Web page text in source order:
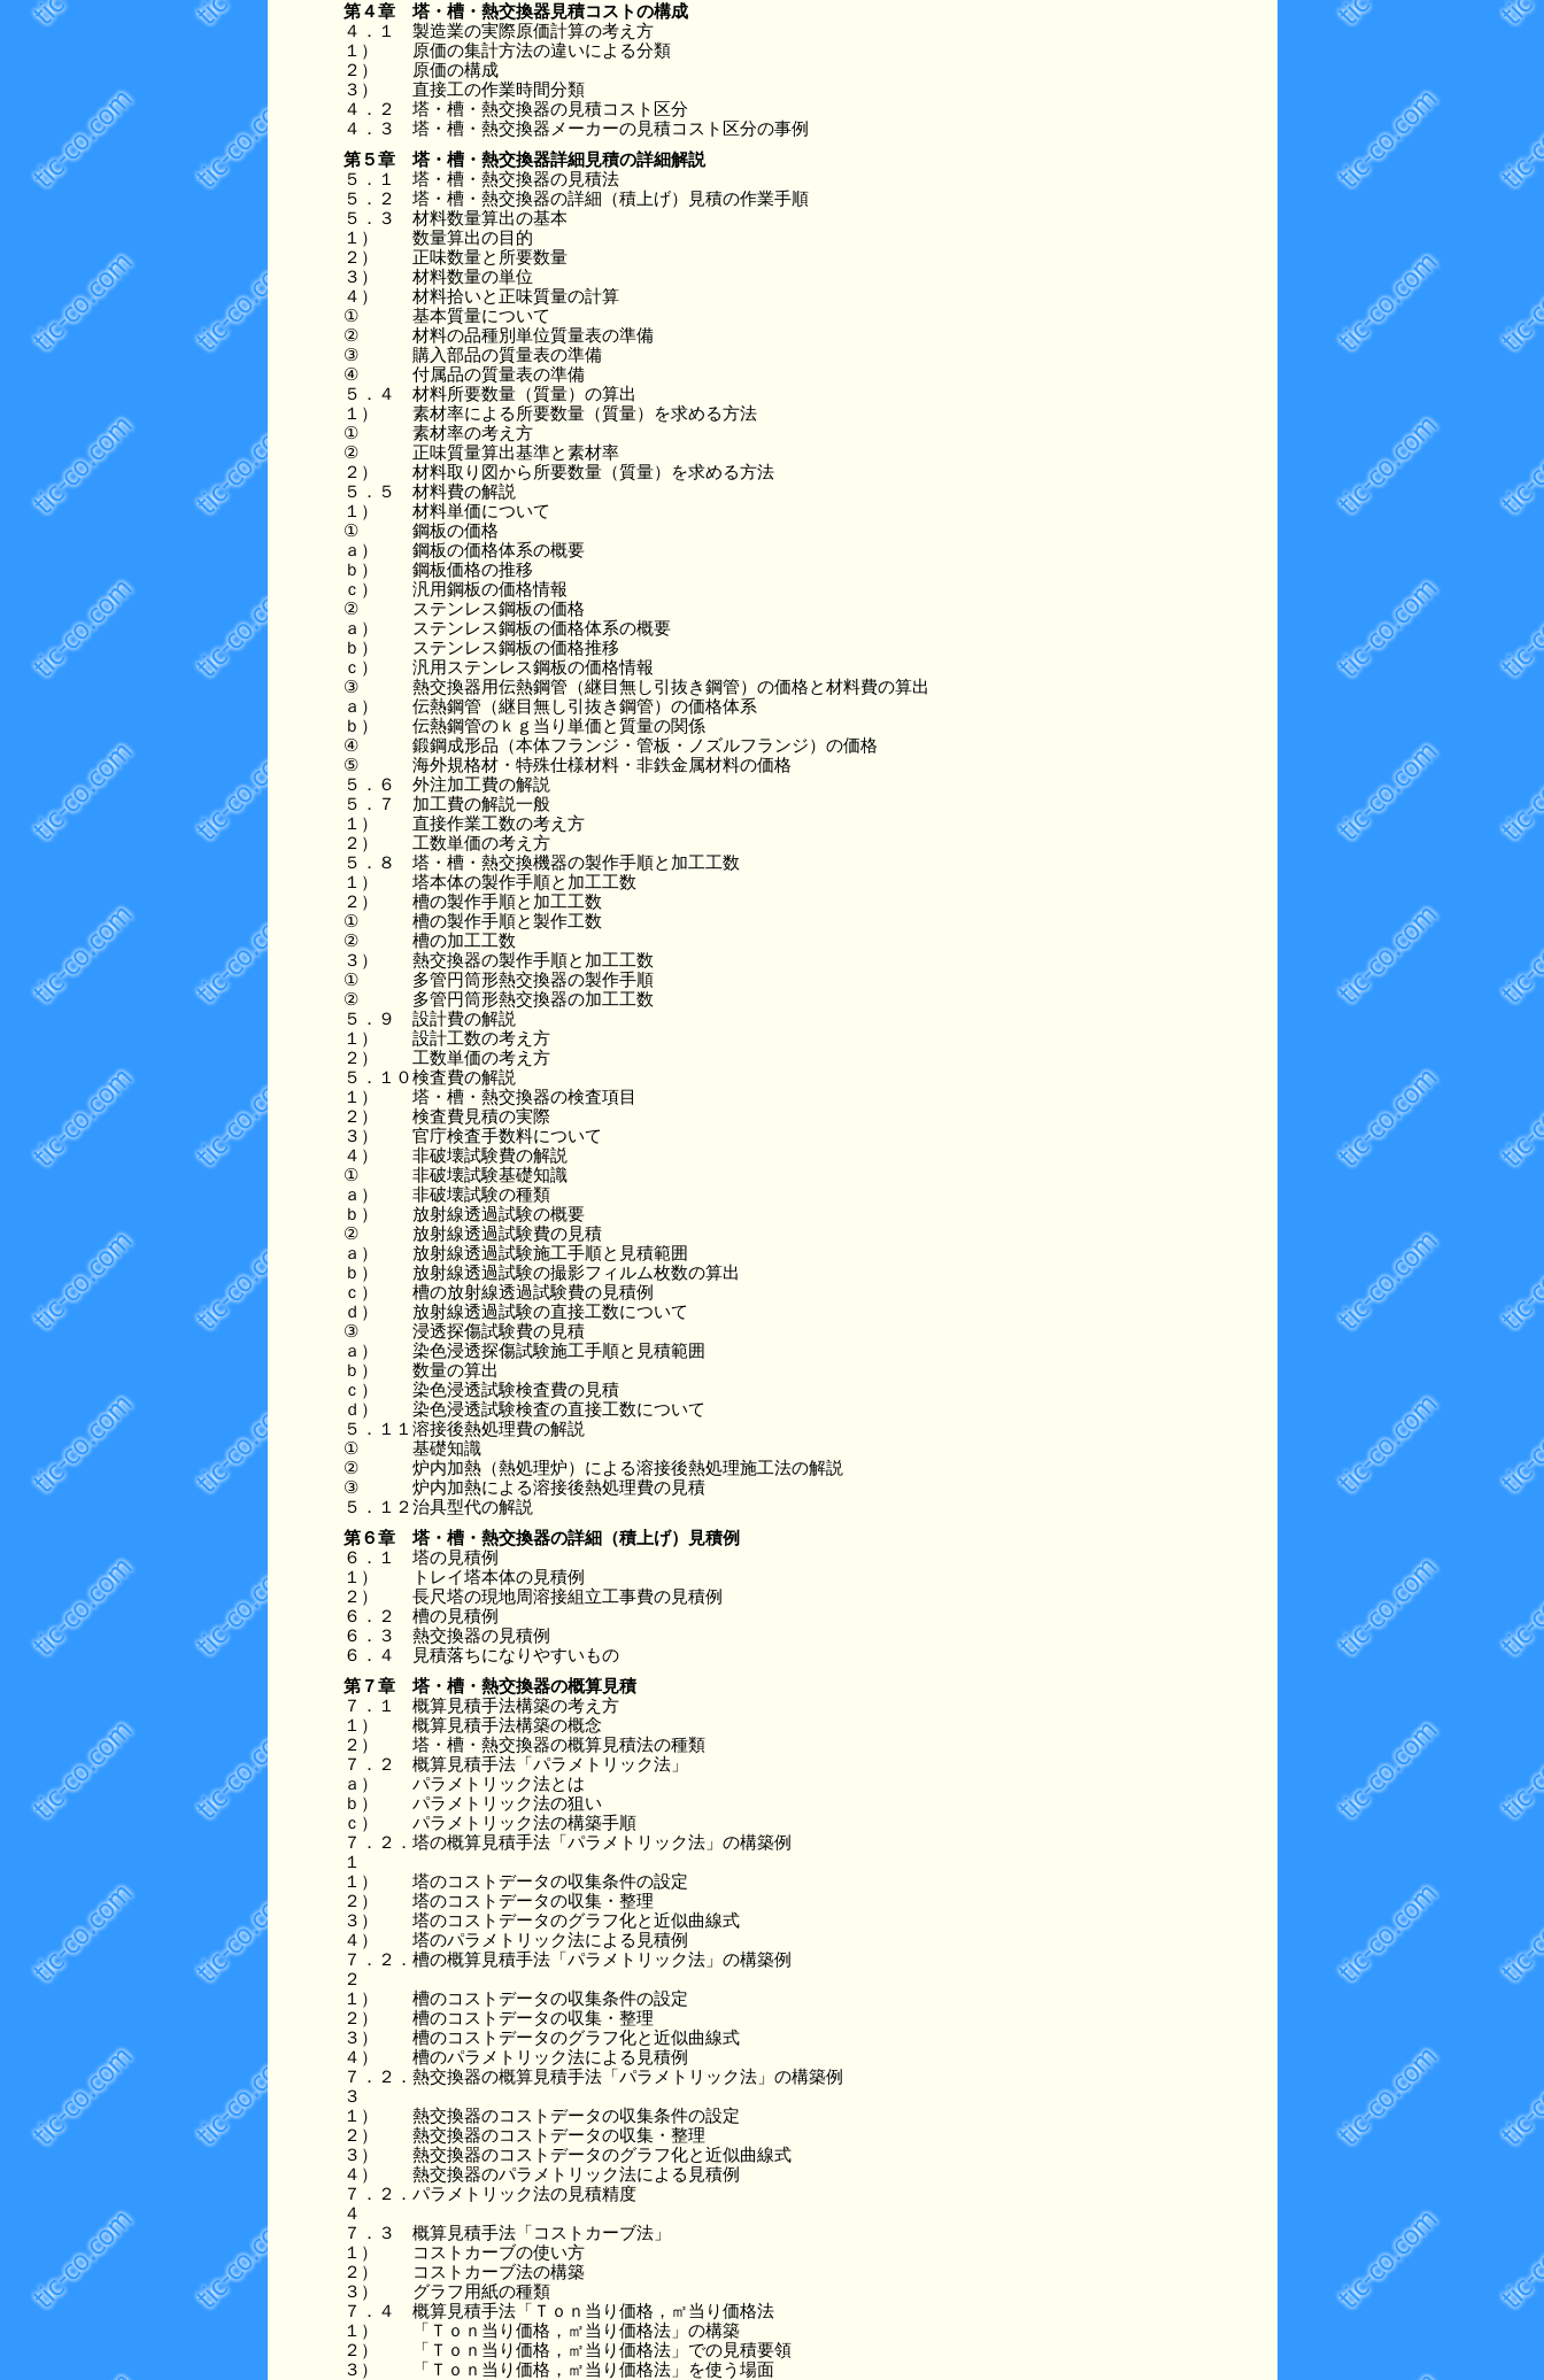
第４章
塔・槽・熱交換器見積コストの構成
４．１
製造業の実際原価計算の考え方
１）
原価の集計方法の違いによる分類
２）
原価の構成
３）
直接工の作業時間分類
４．２
塔・槽・熱交換器の見積コスト区分
４．３
塔・槽・熱交換器メーカーの見積コスト区分の事例
第５章
塔・槽・熱交換器詳細見積の詳細解説
５．１
塔・槽・熱交換器の見積法
５．２
塔・槽・熱交換器の詳細（積上げ）見積の作業手順
５．３
材料数量算出の基本
１）
数量算出の目的
２）
正味数量と所要数量
３）
材料数量の単位
４）
材料拾いと正味質量の計算
①
基本質量について
②
材料の品種別単位質量表の準備
③
購入部品の質量表の準備
④
付属品の質量表の準備
５．４
材料所要数量（質量）の算出
１）
素材率による所要数量（質量）を求める方法
①
素材率の考え方
②
正味質量算出基準と素材率
２）
材料取り図から所要数量（質量）を求める方法
５．５
材料費の解説
１）
材料単価について
①
鋼板の価格
ａ）
鋼板の価格体系の概要
ｂ）
鋼板価格の推移
ｃ）
汎用鋼板の価格情報
②
ステンレス鋼板の価格
ａ）
ステンレス鋼板の価格体系の概要
ｂ）
ステンレス鋼板の価格推移
ｃ）
汎用ステンレス鋼板の価格情報
③
熱交換器用伝熱鋼管（継目無し引抜き鋼管）の価格と材料費の算出
ａ）
伝熱鋼管（継目無し引抜き鋼管）の価格体系
ｂ）
伝熱鋼管のｋｇ当り単価と質量の関係
④
鍛鋼成形品（本体フランジ・管板・ノズルフランジ）の価格
⑤
海外規格材・特殊仕様材料・非鉄金属材料の価格
５．６
外注加工費の解説
５．７
加工費の解説一般
１）
直接作業工数の考え方
２）
工数単価の考え方
５．８
塔・槽・熱交換機器の製作手順と加工工数
１）
塔本体の製作手順と加工工数
２）
槽の製作手順と加工工数
①
槽の製作手順と製作工数
②
槽の加工工数
３）
熱交換器の製作手順と加工工数
①
多管円筒形熱交換器の製作手順
②
多管円筒形熱交換器の加工工数
５．９
設計費の解説
１）
設計工数の考え方
２）
工数単価の考え方
５．１０検査費の解説
１）
塔・槽・熱交換器の検査項目
２）
検査費見積の実際
３）
官庁検査手数料について
４）
非破壊試験費の解説
①
非破壊試験基礎知識
ａ）
非破壊試験の種類
ｂ）
放射線透過試験の概要
②
放射線透過試験費の見積
ａ）
放射線透過試験施工手順と見積範囲
ｂ）
放射線透過試験の撮影フィルム枚数の算出
ｃ）
槽の放射線透過試験費の見積例
ｄ）
放射線透過試験の直接工数について
③
浸透探傷試験費の見積
ａ）
染色浸透探傷試験施工手順と見積範囲
ｂ）
数量の算出
ｃ）
染色浸透試験検査費の見積
ｄ）
染色浸透試験検査の直接工数について
５．１１ 溶接後熱処理費の解説
①
基礎知識
②
炉内加熱（熱処理炉）による溶接後熱処理施工法の解説
③
炉内加熱による溶接後熱処理費の見積
５．１２治具型代の解説
第６章
塔・槽・熱交換器の詳細（積上げ）見積例
６．１
塔の見積例
１）
トレイ塔本体の見積例
２）
長尺塔の現地周溶接組立工事費の見積例
６．２
槽の見積例
６．３
熱交換器の見積例
６．４
見積落ちになりやすいもの
第７章
塔・槽・熱交換器の概算見積
７．１
概算見積手法構築の考え方
１）
概算見積手法構築の概念
２）
塔・槽・熱交換器の概算見積法の種類
７．２
概算見積手法「パラメトリック法」
ａ）
パラメトリック法とは
ｂ）
パラメトリック法の狙い
ｃ）
パラメトリック法の構築手順
７．２．
１
塔の概算見積手法「パラメトリック法」の構築例
１）
塔のコストデータの収集条件の設定
２）
塔のコストデータの収集・整理
３）
塔のコストデータのグラフ化と近似曲線式
４）
塔のパラメトリック法による見積例
７．２．
２
槽の概算見積手法「パラメトリック法」の構築例
１）
槽のコストデータの収集条件の設定
２）
槽のコストデータの収集・整理
３）
槽のコストデータのグラフ化と近似曲線式
４）
槽のパラメトリック法による見積例
７．２．
３
熱交換器の概算見積手法「パラメトリック法」の構築例
１）
熱交換器のコストデータの収集条件の設定
２）
熱交換器のコストデータの収集・整理
３）
熱交換器のコストデータのグラフ化と近似曲線式
４）
熱交換器のパラメトリック法による見積例
７．２．
４
パラメトリック法の見積精度
７．３
概算見積手法「コストカーブ法」
１）
コストカーブの使い方
２）
コストカーブ法の構築
３）
グラフ用紙の種類
７．４
概算見積手法「Ｔｏｎ当り価格，㎡当り価格法
１）
「Ｔｏｎ当り価格，㎡当り価格法」の構築
２）
「Ｔｏｎ当り価格，㎡当り価格法」での見積要領
３）
「Ｔｏｎ当り価格，㎡当り価格法」を使う場面